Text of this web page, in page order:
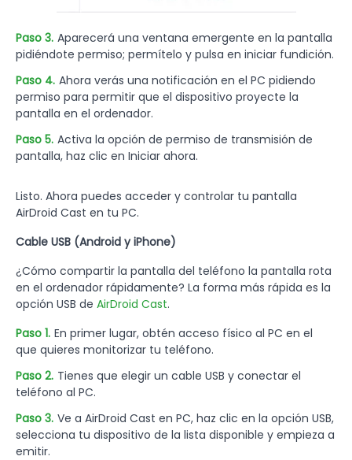
Paso 3. Aparecerá una ventana emergente en la pantalla
pidiéndote permiso; permítelo y pulsa en iniciar fundición.
Paso 4. Ahora verás una notificación en el PC pidiendo
permiso para permitir que el dispositivo proyecte la
pantalla en el ordenador.
Paso 5. Activa la opción de permiso de transmisión de
pantalla, haz clic en Iniciar ahora.
Listo. Ahora puedes acceder y controlar tu pantalla
AirDroid Cast en tu PC.
Cable USB (Android y iPhone)
¿Cómo compartir la pantalla del teléfono la pantalla rota
en el ordenador rápidamente? La forma más rápida es la
opción USB de AirDroid Cast.
Paso 1. En primer lugar, obtén acceso físico al PC en el
que quieres monitorizar tu teléfono.
Paso 2. Tienes que elegir un cable USB y conectar el
teléfono al PC.
Paso 3. Ve a AirDroid Cast en PC, haz clic en la opción USB,
selecciona tu dispositivo de la lista disponible y empieza a
emitir.